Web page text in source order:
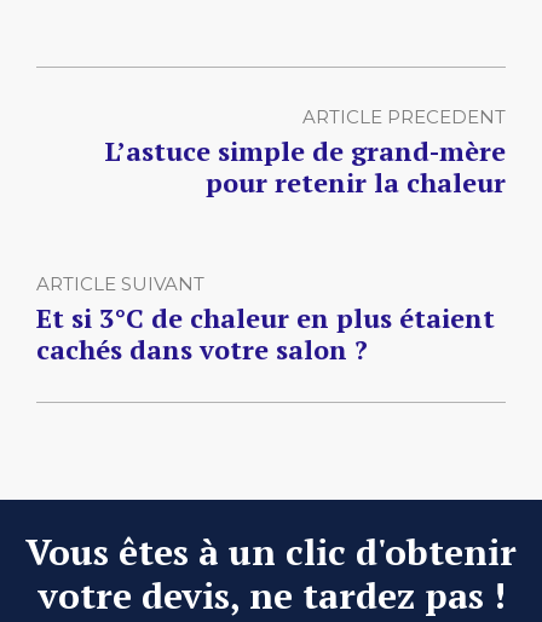
ARTICLE PRECEDENT
L’astuce simple de grand-mère
pour retenir la chaleur
ARTICLE SUIVANT
Et si 3°C de chaleur en plus étaient
cachés dans votre salon ?
Vous êtes à un clic d'obtenir
votre devis, ne tardez pas !